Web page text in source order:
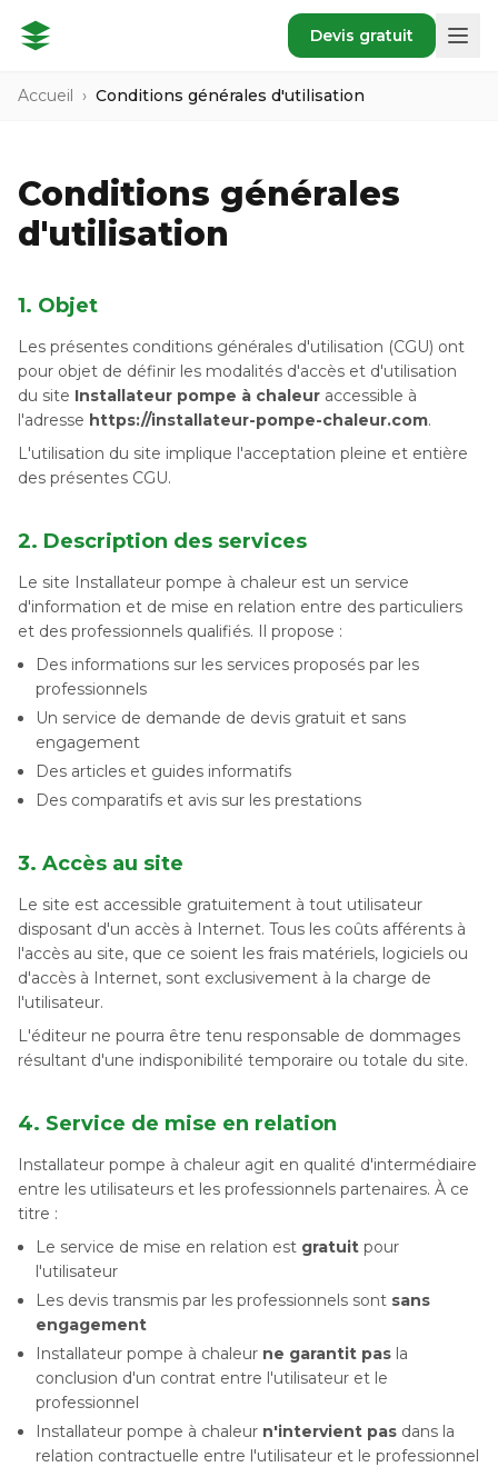
Devis gratuit
Accueil › Conditions générales d'utilisation
Conditions générales
d'utilisation
1. Objet
Les présentes conditions générales d'utilisation (CGU) ont
pour objet de définir les modalités d'accès et d'utilisation
du site Installateur pompe à chaleur accessible à
l'adresse https://installateur-pompe-chaleur.com.
L'utilisation du site implique l'acceptation pleine et entière
des présentes CGU.
2. Description des services
Le site Installateur pompe à chaleur est un service
d'information et de mise en relation entre des particuliers
et des professionnels qualifiés. Il propose :
Des informations sur les services proposés par les
professionnels
Un service de demande de devis gratuit et sans
engagement
Des articles et guides informatifs
Des comparatifs et avis sur les prestations
3. Accès au site
Le site est accessible gratuitement à tout utilisateur
disposant d'un accès à Internet. Tous les coûts afférents à
l'accès au site, que ce soient les frais matériels, logiciels ou
d'accès à Internet, sont exclusivement à la charge de
l'utilisateur.
L'éditeur ne pourra être tenu responsable de dommages
résultant d'une indisponibilité temporaire ou totale du site.
4. Service de mise en relation
Installateur pompe à chaleur agit en qualité d'intermédiaire
entre les utilisateurs et les professionnels partenaires. À ce
titre :
Le service de mise en relation est gratuit pour
l'utilisateur
Les devis transmis par les professionnels sont sans
engagement
Installateur pompe à chaleur ne garantit pas la
conclusion d'un contrat entre l'utilisateur et le
professionnel
Installateur pompe à chaleur n'intervient pas dans la
relation contractuelle entre l'utilisateur et le professionnel